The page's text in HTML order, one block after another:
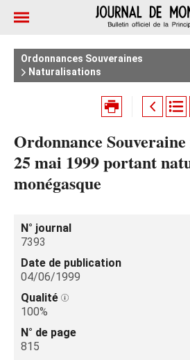
Ordonnances Souveraines
Naturalisations
Ordonnance Souveraine
25 mai 1999 portant
monégasque
N° journal
7393
Date de publication
04/06/1999
Qualité
100%
N° de page
815